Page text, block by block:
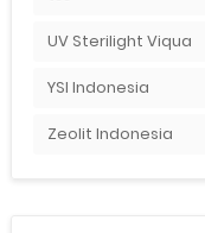
UV Sterilight Viqua
YSI Indonesia
Zeolit Indonesia